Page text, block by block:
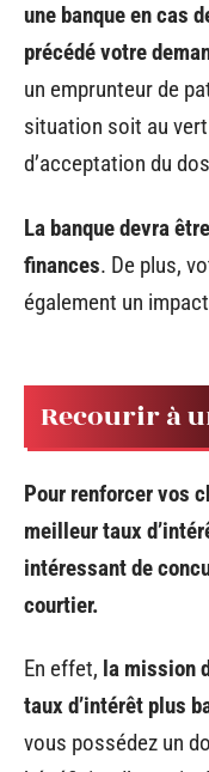
une banque en cas
précédé votre
un emprunteur de
situation soit au
d’acceptation du
La banque devra
finances. De plus,
également un
Recourir à
Pour renforcer vos
meilleur taux
intéressant de
courtier.
En effet, la mission
taux d’intérêt plus
vous possédez un